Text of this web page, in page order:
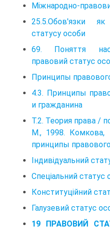
Міжнародно-
25.5.Обов'язки
статусу особи
69. Поняття
правовий статус
Принципы
4.3. Принципы
и гражданина
Т.2. Теория права /
М., 1998. Комкова,
принципы
Індивідуальний
Спеціальний статус
Конституційний
Галузевий статус
19 ПРАВОВИЙ